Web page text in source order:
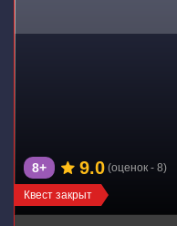
Квест закрыт
8+ 9.0 (оценок - 8)